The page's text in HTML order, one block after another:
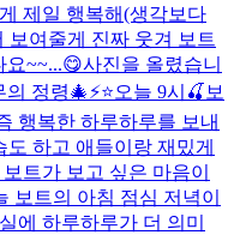
제일 행복해(생각보다
보여줄게 진짜 웃겨 보트
요~~...😋사진을 올렸습니
의 정령🎄 ⚡️⭐️오늘 9시🍒 보
행복한 하루하루를 보내
하고 애들이랑 재밌게
트가 보고 싶은 마음이
보트의 아침 점심 저녁이
에 하루하루가 더 의미